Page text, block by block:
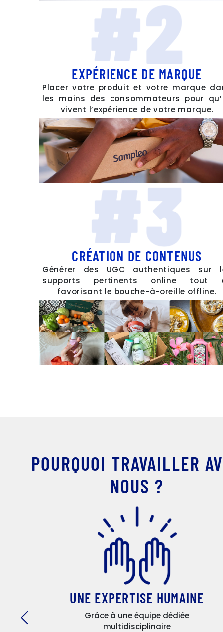
EXPÉRIENCE DE MARQUE
Placer votre produit et votre marque
les mains des consommateurs pour
vivent l’expérience de votre marque.
CRÉATION DE CONTENUS
Générer des UGC authentiques sur
supports pertinents online tout
favorisant le bouche-à-oreille offline.
POURQUOI TRAVAILLER
NOUS ?
UNE EXPERTISE HUMAINE
Grâce à une équipe dédiée
multidisciplinaire